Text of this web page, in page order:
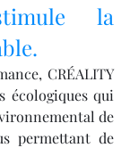
la
CRÉALITY
écologiques qui
de
permettant de